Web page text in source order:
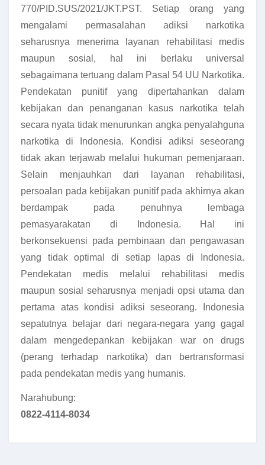
770/PID.SUS/2021/JKT.PST. Setiap orang yang
mengalami permasalahan adiksi narkotika
seharusnya menerima layanan rehabilitasi medis
maupun sosial, hal ini berlaku universal
sebagaimana tertuang dalam Pasal 54 UU Narkotika.
Pendekatan punitif yang dipertahankan dalam
kebijakan dan penanganan kasus narkotika telah
secara nyata tidak menurunkan angka penyalahguna
narkotika di Indonesia. Kondisi adiksi seseorang
tidak akan terjawab melalui hukuman pemenjaraan.
Selain menjauhkan dari layanan rehabilitasi,
persoalan pada kebijakan punitif pada akhirnya akan
berdampak pada penuhnya lembaga
pemasyarakatan di Indonesia. Hal ini
berkonsekuensi pada pembinaan dan pengawasan
yang tidak optimal di setiap lapas di Indonesia.
Pendekatan medis melalui rehabilitasi medis
maupun sosial seharusnya menjadi opsi utama dan
pertama atas kondisi adiksi seseorang. Indonesia
sepatutnya belajar dari negara-negara yang gagal
dalam mengedepankan kebijakan war on drugs
(perang terhadap narkotika) dan bertransformasi
pada pendekatan medis yang humanis.
Narahubung:
0822-4114-8034